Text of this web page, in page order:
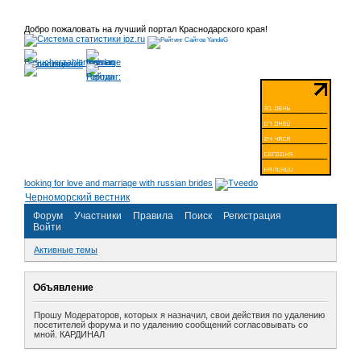
Добро пожаловать на лучший портал Краснодарского края!
looking for love and marriage with russian brides
Черноморский вестник
Форум
Участники Правила Поиск
Регистрация
Войти
Активные темы
Объявление
Прошу Модераторов, которых я назначил, свои действия по удалению
посетителей форума и по удалению сообщений согласовывать со
мной. КАРДИНАЛ